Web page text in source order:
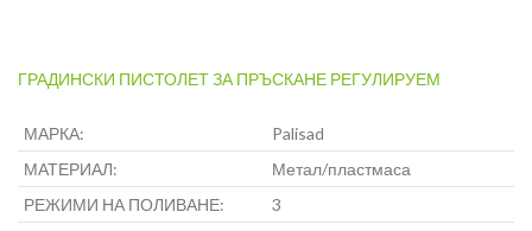
ГРАДИНСКИ ПИСТОЛЕТ ЗА ПРЪСКАНЕ РЕГУЛИРУЕМ
МАРКА:
Palisad
МАТЕРИАЛ:
Метал/пластмаса
РЕЖИМИ НА ПОЛИВАНЕ:
3